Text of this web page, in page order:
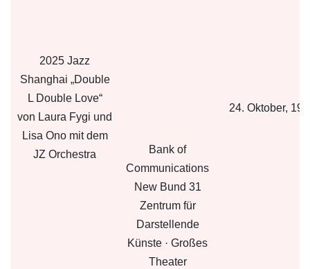
2025 Jazz
Shanghai „Double
L Double Love“
von Laura Fygi und
Lisa Ono mit dem
JZ Orchestra
Bank of
Communications
New Bund 31
Zentrum für
Darstellende
Künste · Großes
Theater
24. Oktober,